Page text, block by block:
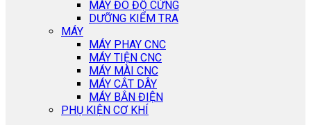
MÁY ĐO ĐỘ CỨNG
DƯỠNG KIỂM TRA
MÁY
MÁY PHAY CNC
MÁY TIỆN CNC
MÁY MÀI CNC
MÁY CẮT DÂY
MÁY BẮN ĐIỆN
PHỤ KIỆN CƠ KHÍ